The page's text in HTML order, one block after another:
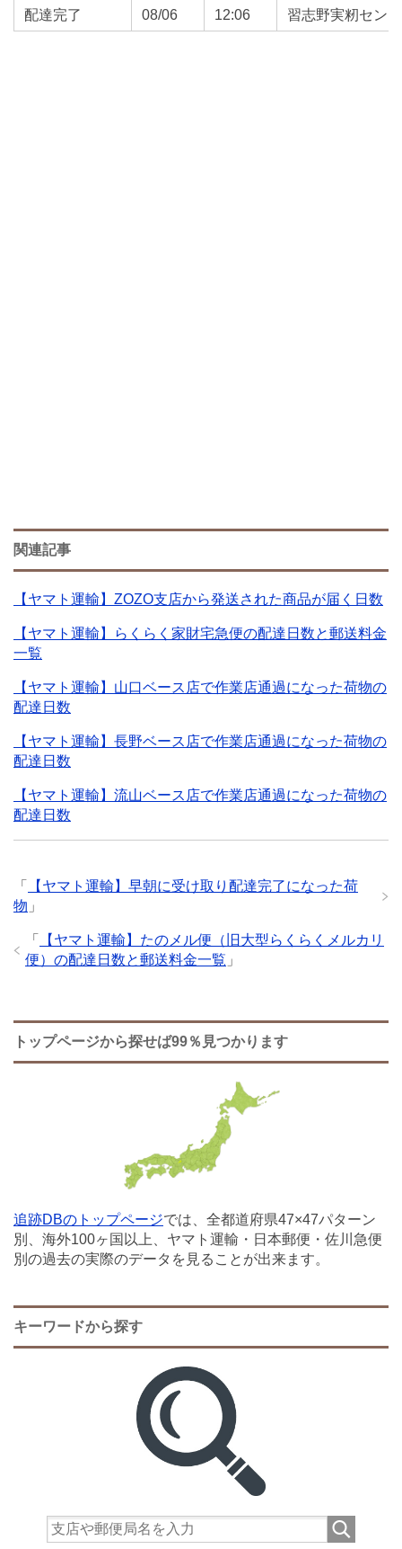
配達完了 08/06 12:06 習志野実籾セン
関連記事
【ヤマト運輸】ZOZO支店から発送された商品が届く日数
【ヤマト運輸】らくらく家財宅急便の配達日数と郵送料金
一覧
【ヤマト運輸】山口ベース店で作業店通過になった荷物の
配達日数
【ヤマト運輸】長野ベース店で作業店通過になった荷物の
配達日数
【ヤマト運輸】流山ベース店で作業店通過になった荷物の
配達日数
「
【ヤマト運輸】早朝に受け取り配達完了になった荷
物 」
「
【ヤマト運輸】たのメル便（旧大型らくらくメルカリ
便）の配達日数と郵送料金一覧 」
トップページから探せば99％見つかります
追跡DBのトップページでは、全都道府県47×47パターン
別、海外100ヶ国以上、ヤマト運輸・日本郵便・佐川急便
別の過去の実際のデータを見ることが出来ます。
キーワードから探す